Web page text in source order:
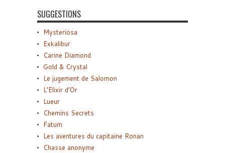
SUGGESTIONS
Mysteriosa
Exkalibur
Carine Diamond
Gold & Crystal
Le jugement de Salomon
L’Elixir d’Or
Lueur
Chemins Secrets
Fatum
Les aventures du capitaine Ronan
Chasse anonyme